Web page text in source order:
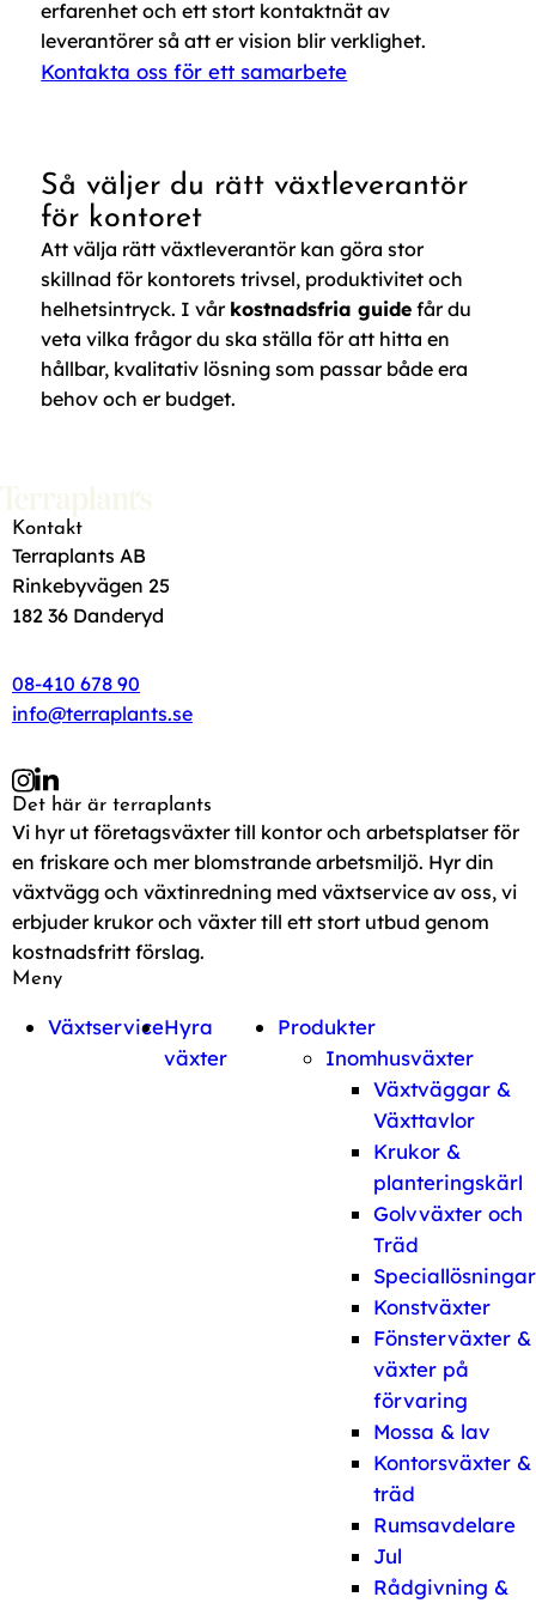
ert kontor 🌿
Det är den typen av lösningar vi jobbar med. Inte
bara växter, utan växter på rätt plats.
16 0
Det är också ett bra exempel på varför växtvalet
spelar roll. Rätt växt på rätt plats skapar bättre
förutsättningar för en grönare och mer levande miljö
erfarenhet och ett stort kontaktnät av
leverantörer så att er vision blir verklighet.
Kontakta oss för ett samarbete
Så väljer du rätt växtleverantör
för kontoret
Att välja rätt växtleverantör kan göra stor
skillnad för kontorets trivsel, produktivitet och
helhetsintryck. I vår kostnadsfria guide får du
veta vilka frågor du ska ställa för att hitta en
hållbar, kvalitativ lösning som passar både era
behov och er budget.
Kontakt
Terraplants AB
Rinkebyvägen 25
182 36 Danderyd
08-410 678 90
info@terraplants.se
Det här är terraplants
Vi hyr ut företagsväxter till kontor och arbetsplatser för
en friskare och mer blomstrande arbetsmiljö. Hyr din
växtvägg och växtinredning med växtservice av oss, vi
erbjuder krukor och växter till ett stort utbud genom
kostnadsfritt förslag.
Meny
VäxtserviceHyra
växter
Produkter
Inomhusväxter
Växtväggar &
Växttavlor
Krukor &
planteringskärl
Golvväxter och
Träd
Speciallösningar
Konstväxter
Fönsterväxter &
växter på
förvaring
Mossa & lav
Kontorsväxter &
träd
Rumsavdelare
Jul
Rådgivning &